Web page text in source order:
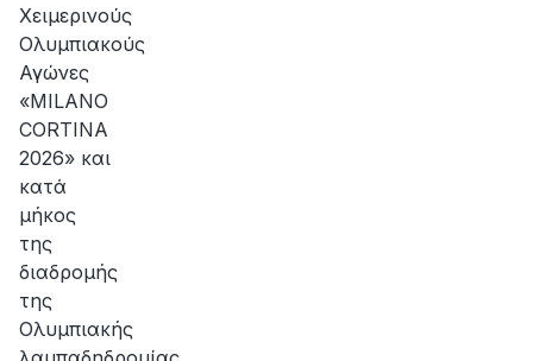
Χειμερινούς
Ολυμπιακούς
Αγώνες
«MILANO
CORTINA
2026» και
κατά
μήκος
της
διαδρομής
της
Ολυμπιακής